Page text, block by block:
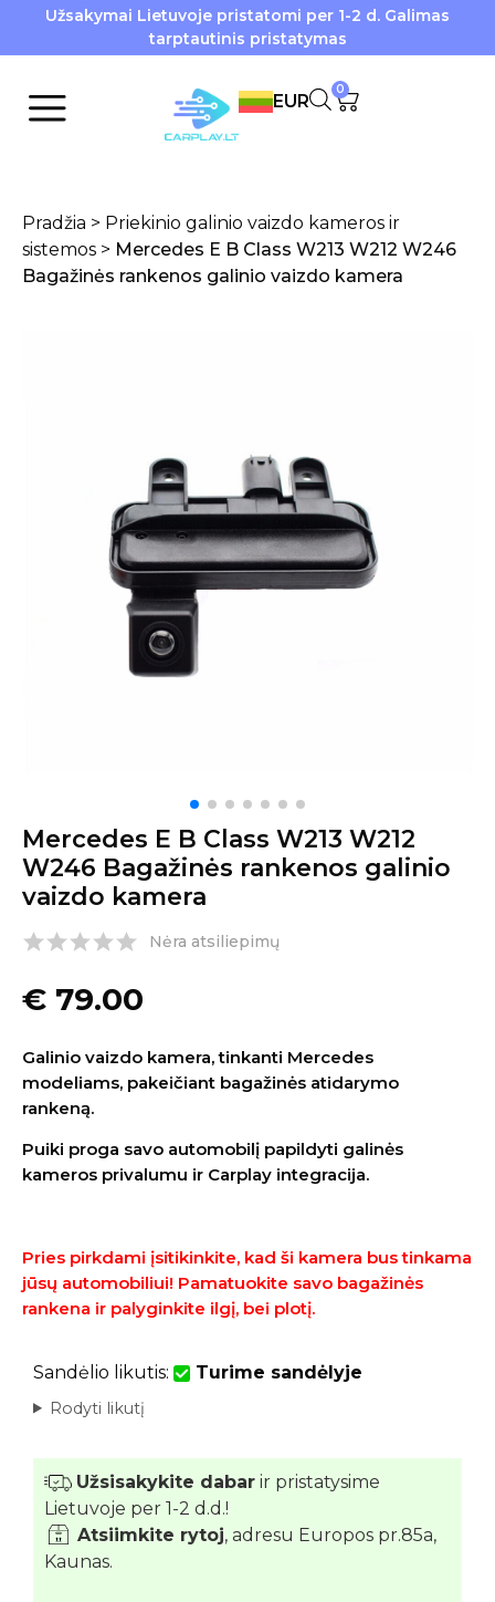
Užsakymai Lietuvoje pristatomi per 1-2 d. Galimas
tarptautinis pristatymas
EUR
0
Pradžia > Priekinio galinio vaizdo kameros ir
sistemos > Mercedes E B Class W213 W212 W246
Bagažinės rankenos galinio vaizdo kamera
Mercedes E B Class W213 W212
W246 Bagažinės rankenos galinio
vaizdo kamera
Nėra atsiliepimų
€ 79.00
Galinio vaizdo kamera, tinkanti Mercedes
modeliams, pakeičiant bagažinės atidarymo
rankeną.
Puiki proga savo automobilį papildyti galinės
kameros privalumu ir Carplay integracija.
Pries pirkdami įsitikinkite, kad ši kamera bus tinkama
jūsų automobiliui! Pamatuokite savo bagažinės
rankena ir palyginkite ilgį, bei plotį.
Sandėlio likutis: Turime sandėlyje
Rodyti likutį
Užsisakykite dabar ir pristatysime
Lietuvoje per 1-2 d.d.!
Atsiimkite rytoj, adresu Europos pr.85a,
Kaunas.